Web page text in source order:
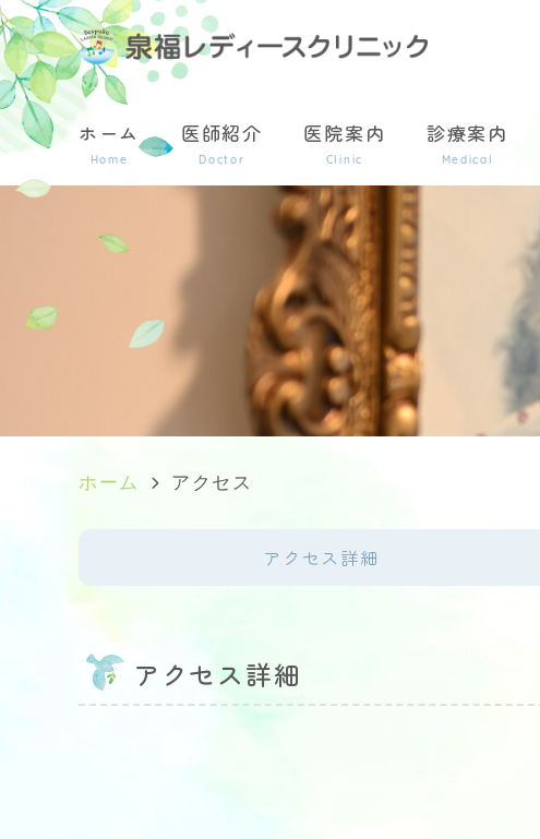
ホーム
Home
医師紹介
Doctor
医院案内
Clinic
診療案内
Medical
ホーム アクセス
アクセス詳細
アクセス詳細